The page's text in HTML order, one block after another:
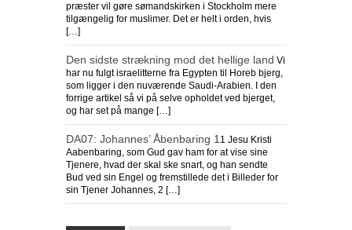
præster vil gøre sømandskirken i Stockholm mere
tilgængelig for muslimer. Det er helt i orden, hvis
[…]
Den sidste strækning mod det hellige land Vi
har nu fulgt israelitterne fra Egypten til Horeb bjerg,
som ligger i den nuværende Saudi-Arabien. I den
forrige artikel så vi på selve opholdet ved bjerget,
og har set på mange […]
DA07: Johannes’ Åbenbaring 1 1 Jesu Kristi
Aabenbaring, som Gud gav ham for at vise sine
Tjenere, hvad der skal ske snart, og han sendte
Bud ved sin Engel og fremstillede det i Billeder for
sin Tjener Johannes, 2 […]